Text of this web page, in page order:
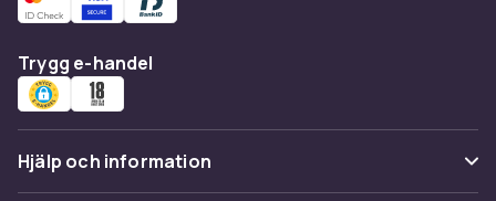
Trygg e-handel
Hjälp och information